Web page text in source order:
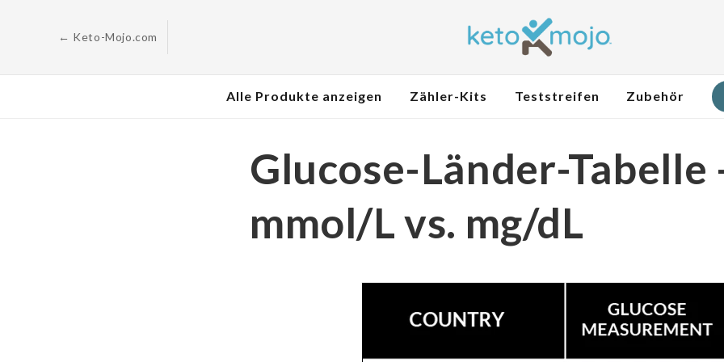
springen← Keto-Mojo.com
Alle Produkte anzeigen Zähler-Kits Teststreifen Zubehör
Glucose-Länder-Tabelle
mmol/L vs. mg/dL